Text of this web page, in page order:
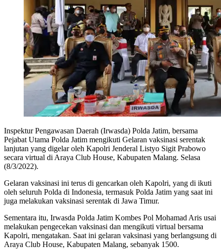
Inspektur Pengawasan Daerah (Irwasda) Polda Jatim, bersama
Pejabat Utama Polda Jatim mengikuti Gelaran vaksinasi serentak
lanjutan yang digelar oleh Kapolri Jenderal Listyo Sigit Prabowo
secara virtual di Araya Club House, Kabupaten Malang. Selasa
(8/3/2022).
Gelaran vaksinasi ini terus di gencarkan oleh Kapolri, yang di ikuti
oleh seluruh Polda di Indonesia, termasuk Polda Jatim yang saat ini
juga melakukan vaksinasi serentak di Jawa Timur.
Sementara itu, Irwasda Polda Jatim Kombes Pol Mohamad Aris usai
melakukan pengecekan vaksinasi dan mengikuti virtual bersama
Kapolri, mengatakan. Saat ini gelaran vaksinasi yang berlangsung di
Araya Club House, Kabupaten Malang, sebanyak 1500.